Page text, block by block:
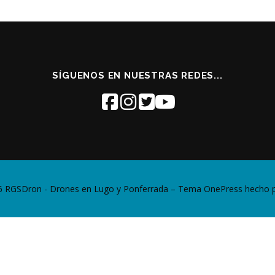
SÍGUENOS EN NUESTRAS REDES...
RGSDron - Drones en Lugo y Ponferrada – Tema OnePress hecho